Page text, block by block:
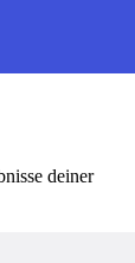
deiner